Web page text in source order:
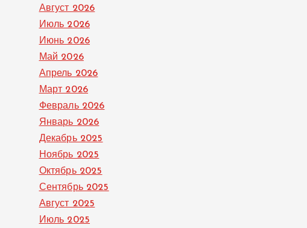
Август 2026
Июль 2026
Июнь 2026
Май 2026
Апрель 2026
Март 2026
Февраль 2026
Январь 2026
Декабрь 2025
Ноябрь 2025
Октябрь 2025
Сентябрь 2025
Август 2025
Июль 2025